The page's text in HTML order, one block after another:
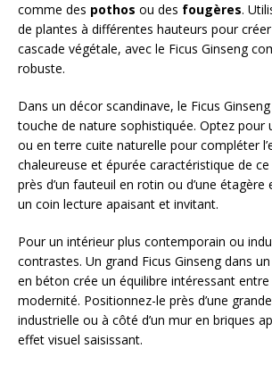
comme des pothos ou des fougères.
de plantes à différentes hauteurs pour
cascade végétale, avec le Ficus Ginseng
robuste.
Dans un décor scandinave, le Ficus
touche de nature sophistiquée. Optez pour
ou en terre cuite naturelle pour compléter
chaleureuse et épurée caractéristique de ce
près d’un fauteuil en rotin ou d’une
un coin lecture apaisant et invitant.
Pour un intérieur plus contemporain ou
contrastes. Un grand Ficus Ginseng dans
en béton crée un équilibre intéressant
modernité. Positionnez-le près d’une
industrielle ou à côté d’un mur en briques
effet visuel saisissant.